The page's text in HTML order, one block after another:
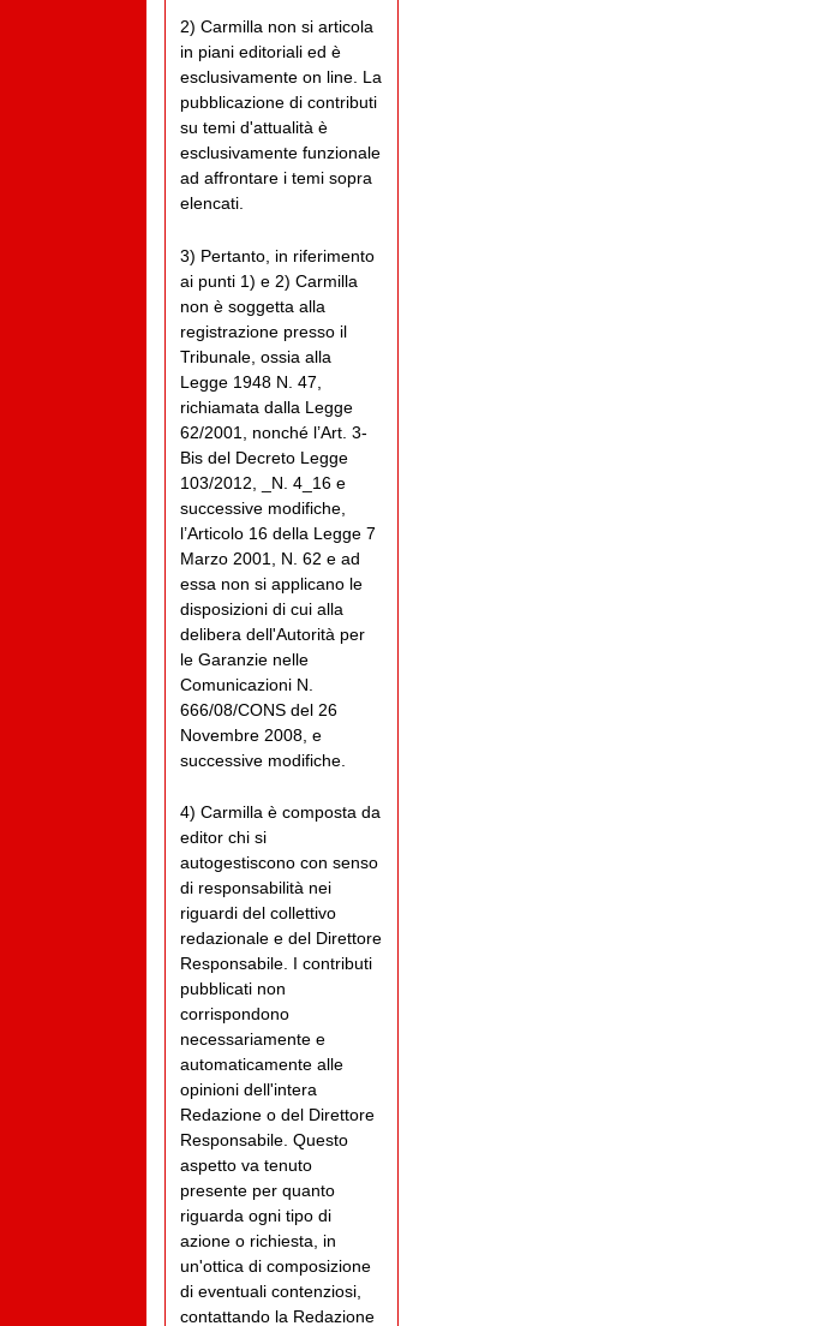
2) Carmilla non si articola
in piani editoriali ed è
esclusivamente on line. La
pubblicazione di contributi
su temi d'attualità è
esclusivamente funzionale
ad affrontare i temi sopra
elencati.
3) Pertanto, in riferimento
ai punti 1) e 2) Carmilla
non è soggetta alla
registrazione presso il
Tribunale, ossia alla
Legge 1948 N. 47,
richiamata dalla Legge
62/2001, nonché l’Art. 3-
Bis del Decreto Legge
103/2012, _N. 4_16 e
successive modifiche,
l’Articolo 16 della Legge 7
Marzo 2001, N. 62 e ad
essa non si applicano le
disposizioni di cui alla
delibera dell'Autorità per
le Garanzie nelle
Comunicazioni N.
666/08/CONS del 26
Novembre 2008, e
successive modifiche.
4) Carmilla è composta da
editor chi si
autogestiscono con senso
di responsabilità nei
riguardi del collettivo
redazionale e del Direttore
Responsabile. I contributi
pubblicati non
corrispondono
necessariamente e
automaticamente alle
opinioni dell'intera
Redazione o del Direttore
Responsabile. Questo
aspetto va tenuto
presente per quanto
riguarda ogni tipo di
azione o richiesta, in
un'ottica di composizione
di eventuali contenziosi,
contattando la Redazione